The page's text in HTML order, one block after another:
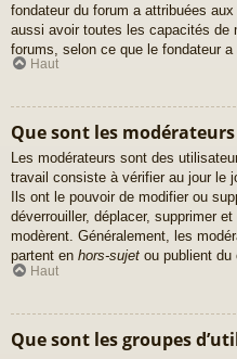
fondateur du forum a attribuées
aussi avoir toutes les capacités de
forums, selon ce que le fondateur a
Haut
Que sont les modérateurs
Les modérateurs sont des
travail consiste à vérifier au jour le
Ils ont le pouvoir de modifier ou
déverrouiller, déplacer, supprimer
modèrent. Généralement, les
partent en hors-sujet ou publient du
Haut
Que sont les groupes